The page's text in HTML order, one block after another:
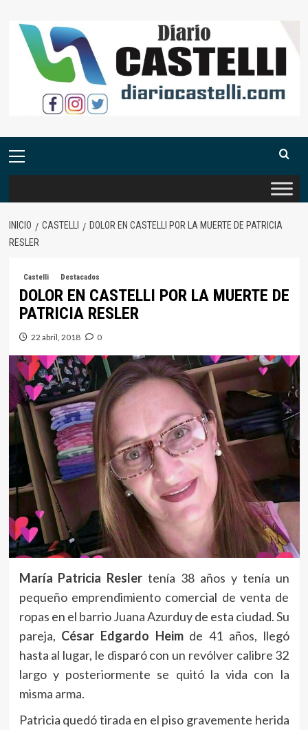
contenido
Menú
INICIO CASTELLI
DOLOR EN CASTELLI POR LA MUERTE DE PATRICIA
RESLER
Castelli Destacados
DOLOR EN CASTELLI POR LA MUERTE DE
PATRICIA RESLER
22 abril, 2018 0
María Patricia Resler tenía 38 años y tenía un
pequeño emprendimiento comercial de venta de
ropas en el barrio Juana Azurduy de esta ciudad. Su
pareja, César Edgardo Heimde 41 años, llegó
hasta al lugar, le disparó con un revólver calibre 32
largo y posteriormente se quitó la vida con la
misma arma.
Patricia quedó tirada en el piso gravemente herida